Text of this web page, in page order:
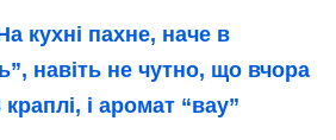
кухні пахне, наче в
навіть не чутно, що вчора
і аромат “вау”